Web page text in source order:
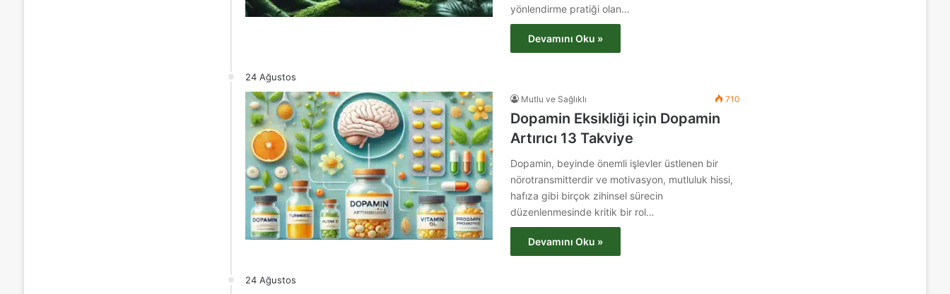
yönlendirme pratiği olan…
Devamını Oku »
24 Ağustos
Mutlu ve Sağlıklı 710
Dopamin Eksikliği için Dopamin
Artırıcı 13 Takviye
Dopamin, beyinde önemli işlevler üstlenen bir
nörotransmitterdir ve motivasyon, mutluluk hissi,
hafıza gibi birçok zihinsel sürecin
düzenlenmesinde kritik bir rol…
Devamını Oku »
24 Ağustos